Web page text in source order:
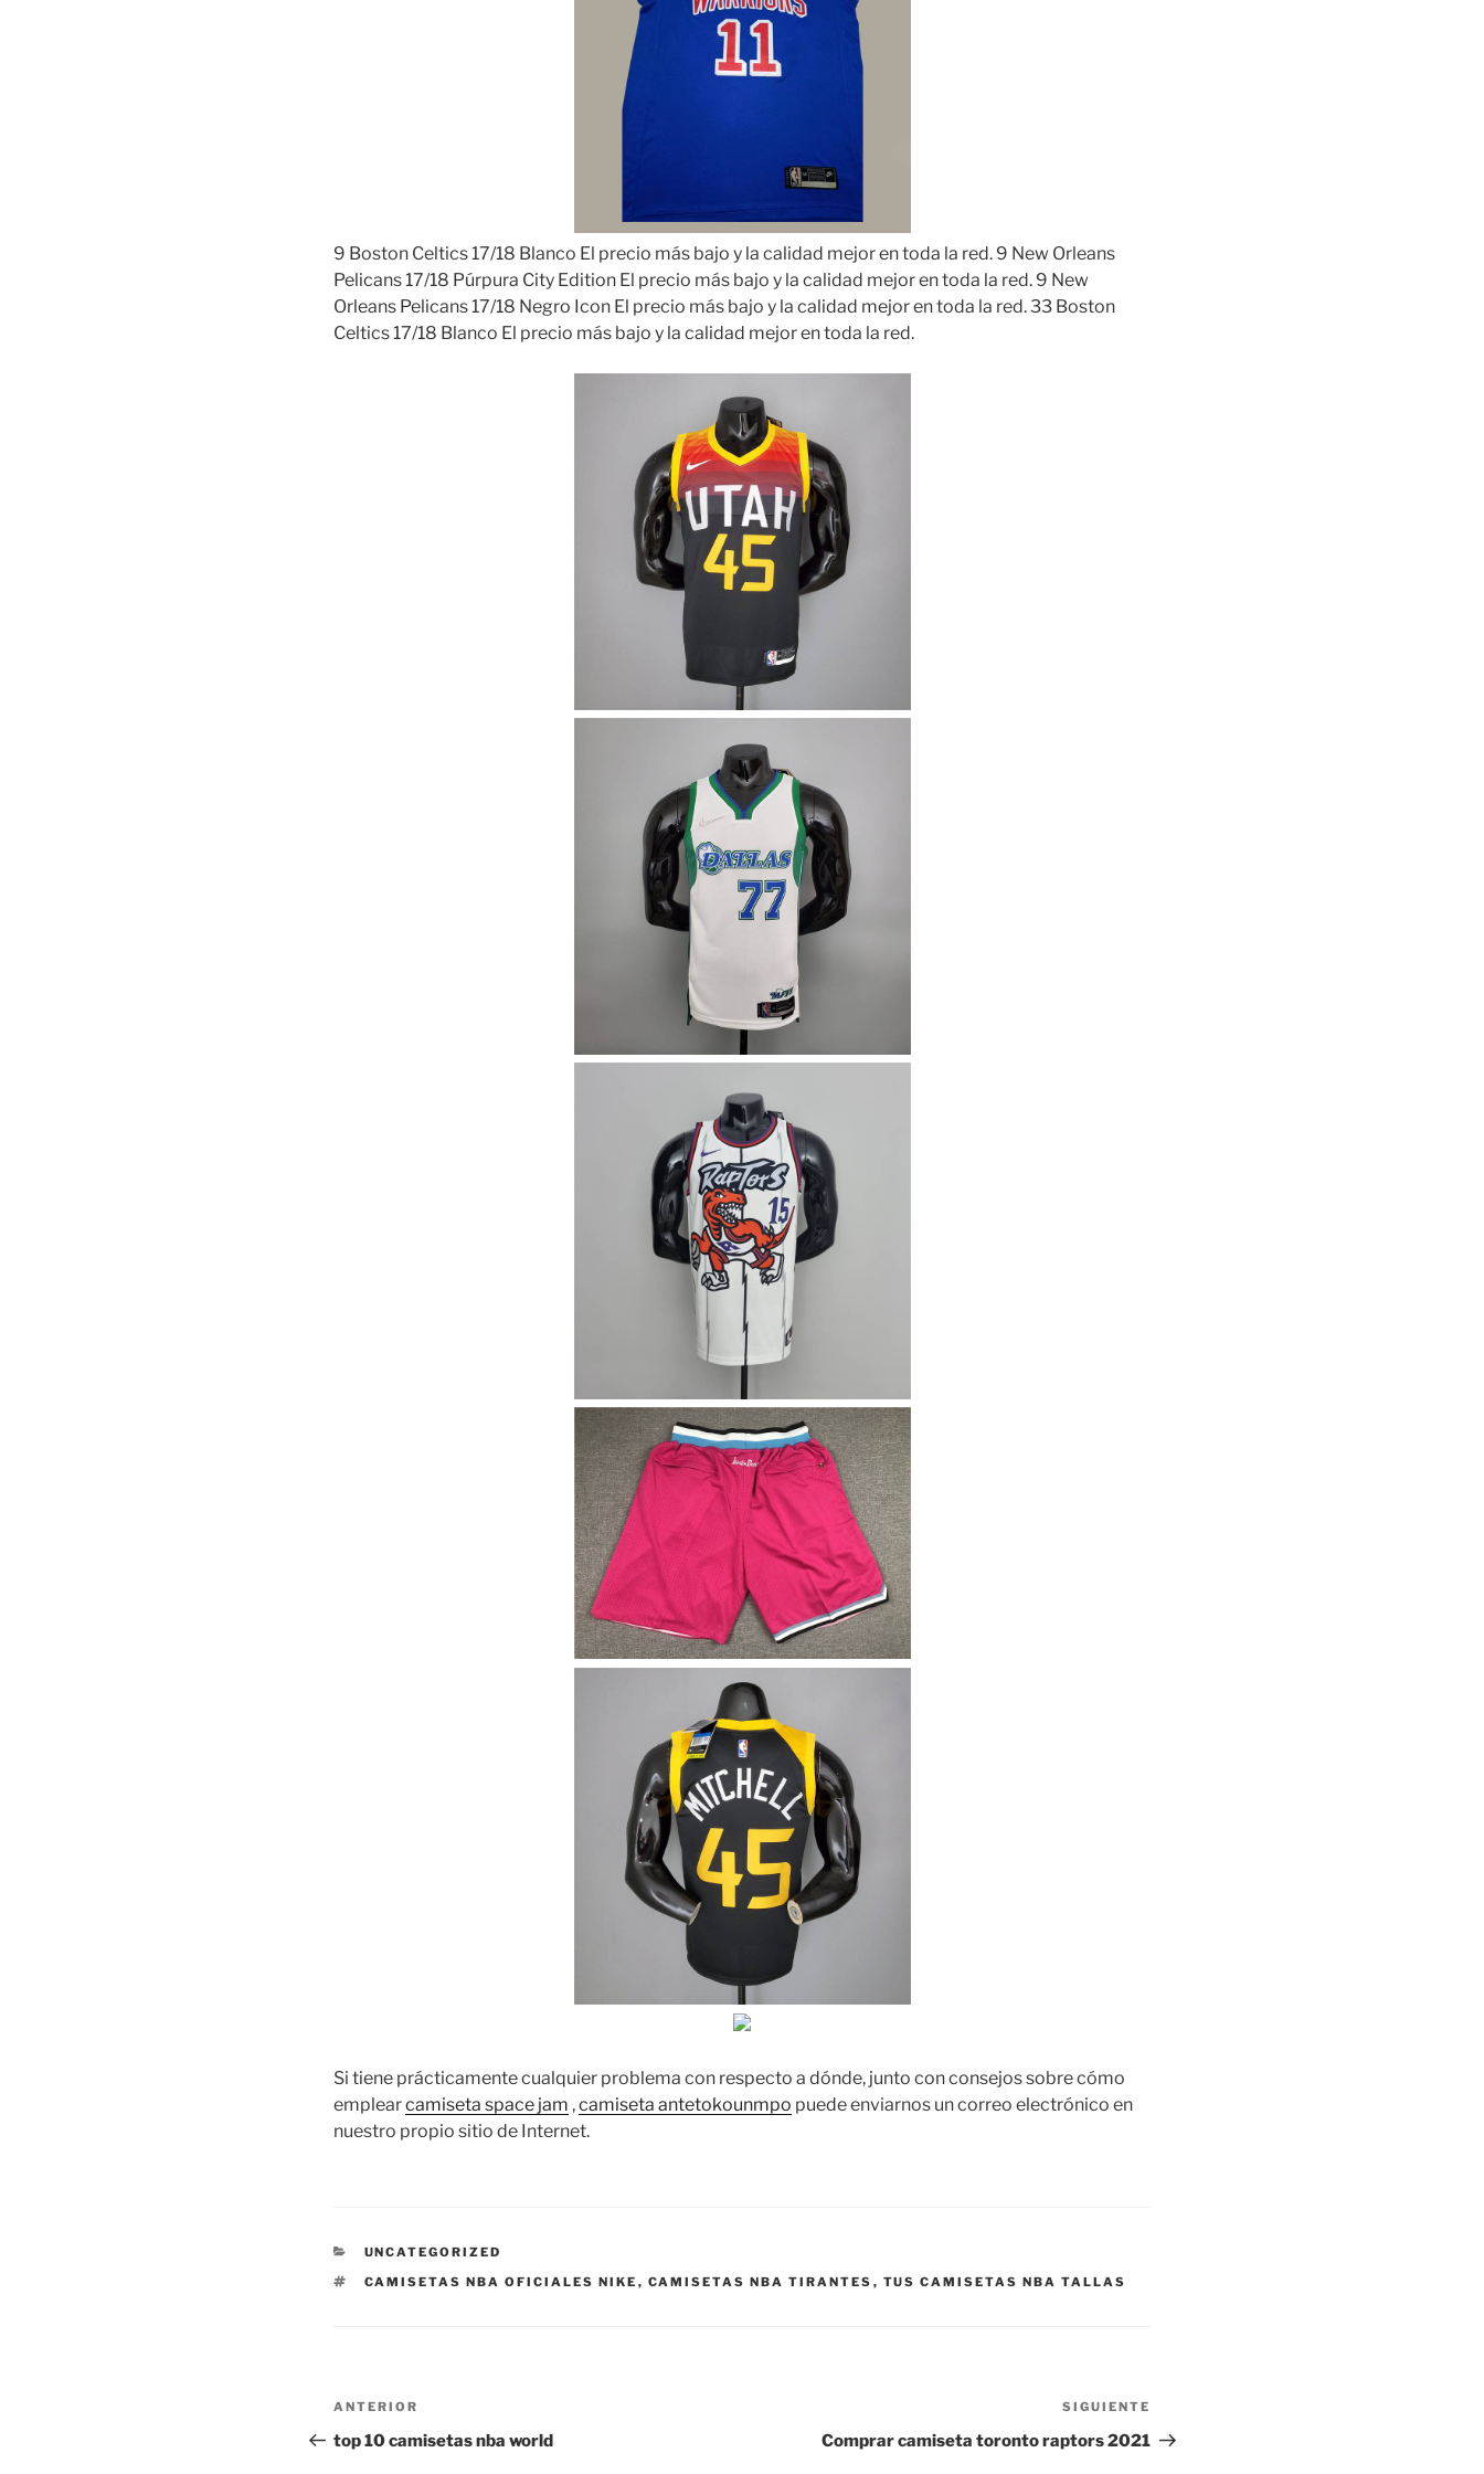
9 Boston Celtics 17/18 Blanco El precio más bajo y la calidad mejor en toda la red. 9 New Orleans
Pelicans 17/18 Púrpura City Edition El precio más bajo y la calidad mejor en toda la red. 9 New
Orleans Pelicans 17/18 Negro Icon El precio más bajo y la calidad mejor en toda la red. 33 Boston
Celtics 17/18 Blanco El precio más bajo y la calidad mejor en toda la red.
Si tiene prácticamente cualquier problema con respecto a dónde, junto con consejos sobre cómo
emplearcamiseta space jam ,camiseta antetokounmpo puede enviarnos un correo electrónico en
nuestro propio sitio de Internet.
CATEGORÍAS
UNCATEGORIZED
ETIQUETAS
CAMISETAS NBA OFICIALES NIKE , CAMISETAS NBA TIRANTES , TUS CAMISETAS NBA TALLAS
Navegación
de
Entrada
anterior:
ANTERIOR
top 10 camisetas nba world
entrada
SIGUIENTE
Comprar camiseta toronto raptors 2021